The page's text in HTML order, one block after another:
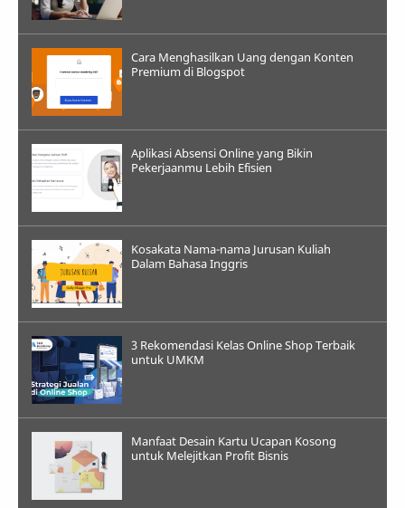
Cara Menghasilkan Uang dengan Konten
Premium di Blogspot
Aplikasi Absensi Online yang Bikin
Pekerjaanmu Lebih Efisien
Kosakata Nama-nama Jurusan Kuliah
Dalam Bahasa Inggris
3 Rekomendasi Kelas Online Shop Terbaik
untuk UMKM
Manfaat Desain Kartu Ucapan Kosong
untuk Melejitkan Profit Bisnis